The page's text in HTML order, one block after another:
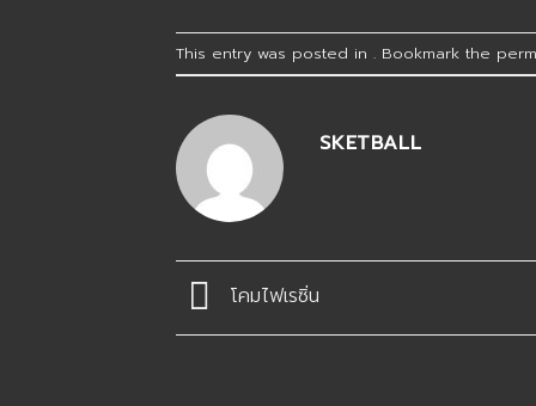
This entry was posted in . Bookmark the
SKETBALL
โคมไฟเรซิ่น